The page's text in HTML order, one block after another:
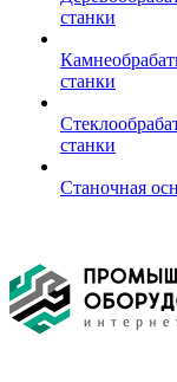
станки
станки
станки
Станочная